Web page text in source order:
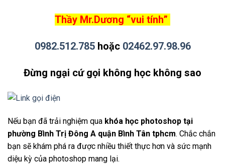
Thầy Mr.Dương “vui tính”
0982.512.785hoặc 02462.97.98.96
Đừng ngại cứ gọi không học không sao
Nếu bạn đã trải nghiệm qua khóa học photoshop tại
phường Bình Trị Đông A quận Bình Tân tphcm. Chắc chắn
bạn sẽ khám phá ra được nhiều thiết thực hơn và sức mạnh
diệu kỳ của photoshop mang lại.